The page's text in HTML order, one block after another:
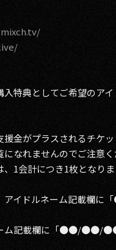
特典としてご希望のア
金がプラスされるチケッ
なれませんのでご注意く
1会計につき1枚となり
アイドルネーム記載欄
ム記載欄に「●●/●●/